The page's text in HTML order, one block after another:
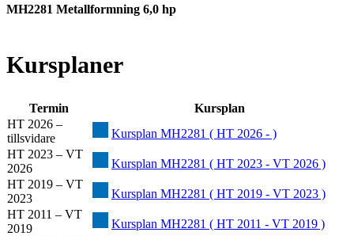
MH2281 Metallformning 6,0 hp
Kursplaner
Termin
Kursplan
HT 2026 –
tillsvidare
Kursplan MH2281 ( HT 2026 - )
HT 2023 – VT
2026
Kursplan MH2281 ( HT 2023 - VT 2026 )
HT 2019 – VT
2023
Kursplan MH2281 ( HT 2019 - VT 2023 )
HT 2011 – VT
2019
Kursplan MH2281 ( HT 2011 - VT 2019 )